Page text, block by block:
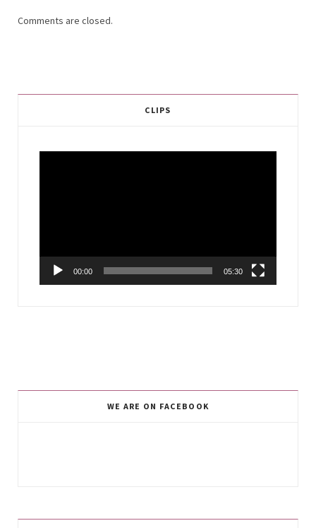
Comments are closed.
CLIPS
00:00 05:30
WE ARE ON FACEBOOK